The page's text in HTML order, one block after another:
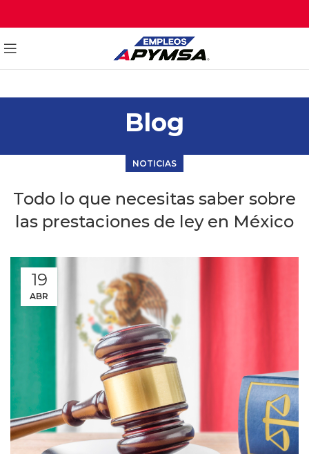
Blog
NOTICIAS
Todo lo que necesitas saber sobre
las prestaciones de ley en México
19
ABR